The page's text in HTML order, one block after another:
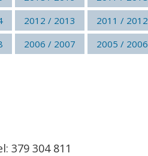
2012 / 2013 2011 / 2012
2006 / 2007 2005 / 2006
379 304 811